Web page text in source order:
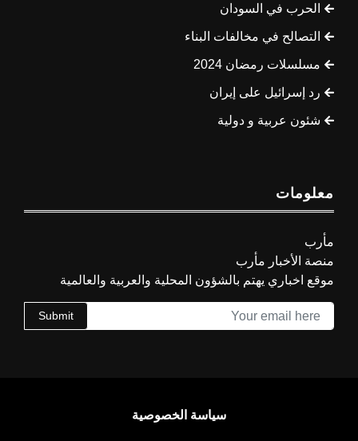
الحرب في السودان
التصالح في مخالفات البناء
مسلسلات رمضان 2024
رد إسرائيل على إيران
شئون عربية و دولية
معلومات
مأرب
منصة الأخبار مأرب
موقع اخباري يهتم بالشؤون المحلية والعربية والعالمية
Submit
سياسة الخصوصية